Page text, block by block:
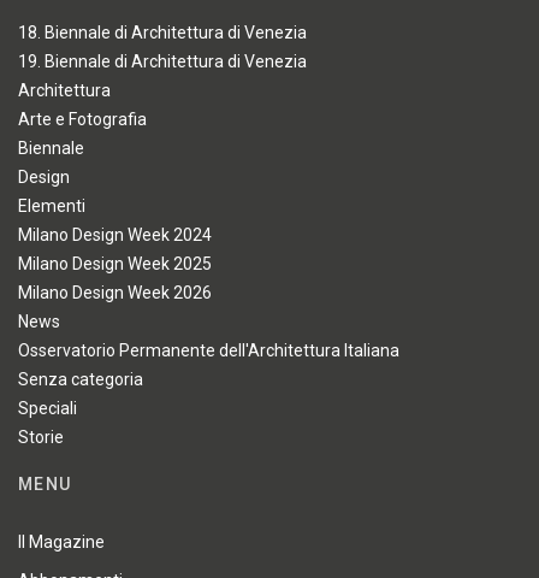
18. Biennale di Architettura di Venezia
19. Biennale di Architettura di Venezia
Architettura
Arte e Fotografia
Biennale
Design
Elementi
Milano Design Week 2024
Milano Design Week 2025
Milano Design Week 2026
News
Osservatorio Permanente dell'Architettura Italiana
Senza categoria
Speciali
Storie
MENU
Il Magazine